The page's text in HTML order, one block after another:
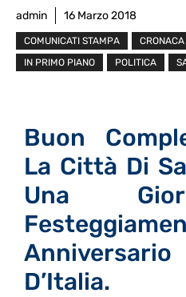
admin 16 Marzo 2018
COMUNICATI STAMPA CRONACA
IN PRIMO PIANO
POLITICA
Buon
La Città Di
Una
D’Italia.